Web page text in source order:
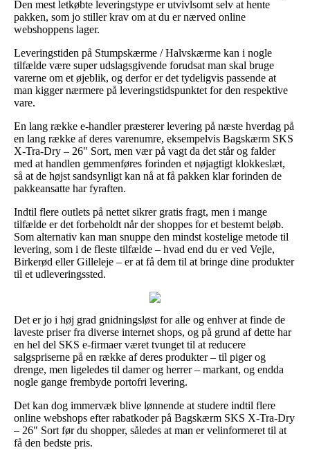
Den mest letkøbte leveringstype er utvivlsomt selv at hente
pakken, som jo stiller krav om at du er nærved online
webshoppens lager.
Leveringstiden på Stumpskærme / Halvskærme kan i nogle
tilfælde være super udslagsgivende forudsat man skal bruge
varerne om et øjeblik, og derfor er det tydeligvis passende at
man kigger nærmere på leveringstidspunktet for den respektive
vare.
En lang række e-handler præsterer levering på næste hverdag på
en lang række af deres varenumre, eksempelvis Bagskærm SKS
X-Tra-Dry – 26" Sort, men vær på vagt da det står og falder
med at handlen gemmenføres forinden et nøjagtigt klokkeslæt,
så at de højst sandsynligt kan nå at få pakken klar forinden de
pakkeansatte har fyraften.
Indtil flere outlets på nettet sikrer gratis fragt, men i mange
tilfælde er det forbeholdt når der shoppes for et bestemt beløb.
Som alternativ kan man snuppe den mindst kostelige metode til
levering, som i de fleste tilfælde – hvad end du er ved Vejle,
Birkerød eller Gilleleje – er at få dem til at bringe dine produkter
til et udleveringssted.
Det er jo i høj grad gnidningsløst for alle og enhver at finde de
laveste priser fra diverse internet shops, og på grund af dette har
en hel del SKS e-firmaer været tvunget til at reducere
salgspriserne på en række af deres produkter – til piger og
drenge, men ligeledes til damer og herrer – markant, og endda
nogle gange frembyde portofri levering.
Det kan dog immervæk blive lønnende at studere indtil flere
online webshops efter rabatkoder på Bagskærm SKS X-Tra-Dry
– 26" Sort før du shopper, således at man er velinformeret til at
få den bedste pris.